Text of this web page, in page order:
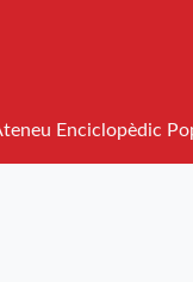
Enciclopèdic